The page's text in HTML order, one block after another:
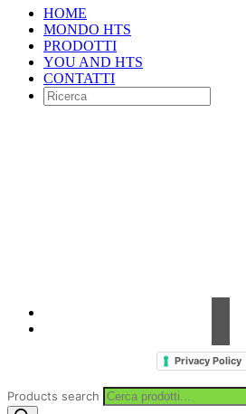
HOME
MONDO HTS
PRODOTTI
YOU AND HTS
CONTATTI
Privacy Policy
Products search